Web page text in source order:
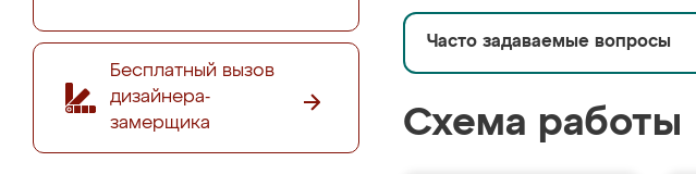
Бесплатный вызов
дизайнера-
замерщика
Часто задаваемые вопросы
Схема работы